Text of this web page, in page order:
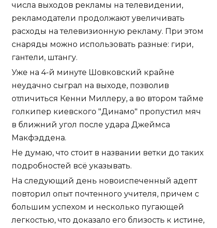
числа выходов рекламы на телевидении,
рекламодатели продолжают увеличивать
расходы на телевизионную рекламу. При этом
снаряды можно использовать разные: гири,
гантели, штангу.
Уже на 4-й минуте Шовковский крайне
неудачно сыграл на выходе, позволив
отличиться Кенни Миллеру, а во втором тайме
голкипер киевского "Динамо" пропустил мяч
в ближний угол после удара Джеймса
Макфэддена.
Не думаю, что стоит в названии ветки до таких
подробностей всё указывать.
На следующий день новоиспеченный адепт
повторил опыт почтенного учителя, причем с
большим успехом и несколько пугающей
легкостью, что доказало его близость к истине,